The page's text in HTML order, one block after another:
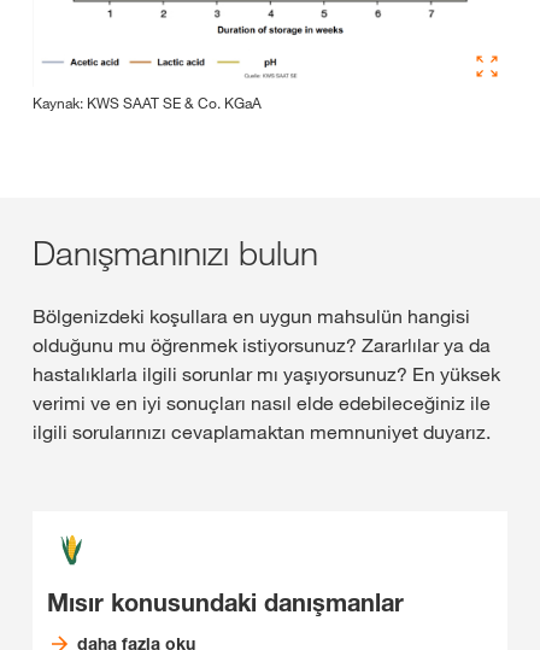
Kaynak: KWS SAAT SE & Co. KGaA
Danışmanınızı bulun
Bölgenizdeki koşullara en uygun mahsulün hangisi
olduğunu mu öğrenmek istiyorsunuz? Zararlılar ya da
hastalıklarla ilgili sorunlar mı yaşıyorsunuz? En yüksek
verimi ve en iyi sonuçları nasıl elde edebileceğiniz ile
ilgili sorularınızı cevaplamaktan memnuniyet duyarız.
Mısır konusundaki danışmanlar
daha fazla oku